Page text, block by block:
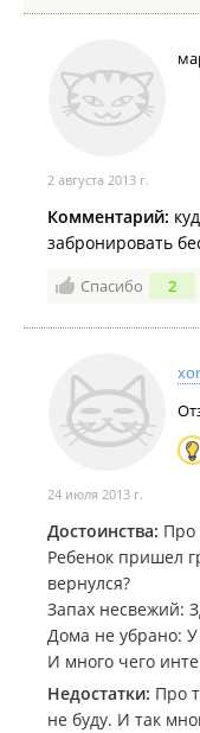
2 августа 2013 г.
Комментарий:
забронировать
Спасибо 2
24 июля 2013 г.
Достоинства: Про
Ребенок пришел
вернулся?
Запах несвежий:
Дома не убрано:
И много чего
Недостатки: Про
не буду. И так